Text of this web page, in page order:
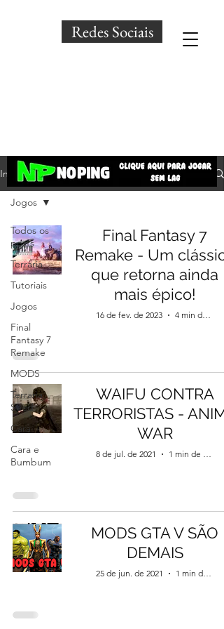
Redes Sociais
Início
Todos os
posts
Terraria
Tutoriais
Jogos
Final
Fantasy 7
Remake
MODS
Terraria
Seed
Cara
Cara e
Bumbum
Jogos
Final Fantasy 7
Remake - Um
que retorna ainda
mais épico!
16 de fev. de 2023 4 min de leitura
WAIFU CONTRA
TERRORISTAS -
WAR
8 de jul. de 2021 1 min de leitura
MODS GTA V SÃO
DEMAIS
25 de jun. de 2021 1 min de leitura